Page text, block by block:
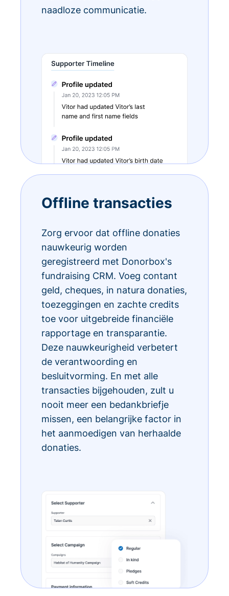
naadloze communicatie.
Offline transacties
Zorg ervoor dat offline donaties
nauwkeurig worden
geregistreerd met Donorbox's
fundraising CRM. Voeg contant
geld, cheques, in natura donaties,
toezeggingen en zachte credits
toe voor uitgebreide financiële
rapportage en transparantie.
Deze nauwkeurigheid verbetert
de verantwoording en
besluitvorming. En met alle
transacties bijgehouden, zult u
nooit meer een bedankbriefje
missen, een belangrijke factor in
het aanmoedigen van herhaalde
donaties.